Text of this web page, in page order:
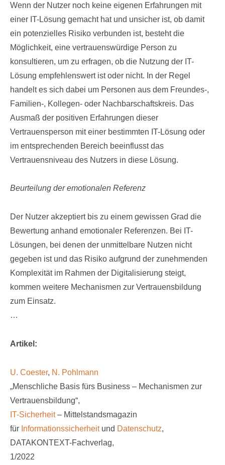
Wenn der Nutzer noch keine eigenen Erfahrungen mit
einer IT-Lösung gemacht hat und unsicher ist, ob damit
ein potenzielles Risiko verbunden ist, besteht die
Möglichkeit, eine vertrauenswürdige Person zu
konsultieren, um zu erfragen, ob die Nutzung der IT-
Lösung empfehlenswert ist oder nicht. In der Regel
handelt es sich dabei um Personen aus dem Freundes-,
Familien-, Kollegen- oder Nachbarschaftskreis. Das
Ausmaß der positiven Erfahrungen dieser
Vertrauensperson mit einer bestimmten IT-Lösung oder
im entsprechenden Bereich beeinflusst das
Vertrauensniveau des Nutzers in diese Lösung.
Beurteilung der emotionalen Referenz
Der Nutzer akzeptiert bis zu einem gewissen Grad die
Bewertung anhand emotionaler Referenzen. Bei IT-
Lösungen, bei denen der unmittelbare Nutzen nicht
gegeben ist und das Risiko aufgrund der zunehmenden
Komplexität im Rahmen der Digitalisierung steigt,
kommen weitere Mechanismen zur Vertrauensbildung
zum Einsatz.
…
Artikel:
U. Coester, N. Pohlmann
„Menschliche Basis fürs Business – Mechanismen zur
Vertrauensbildung“,
IT-Sicherheit– Mittelstandsmagazin
für Informationssicherheitund Datenschutz,
DATAKONTEXT-Fachverlag,
1/2022